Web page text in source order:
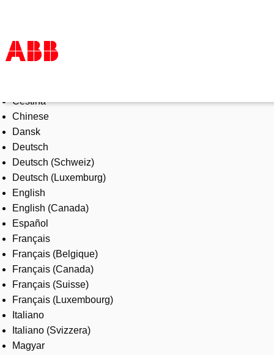
Products & Solutions
Industries
Services
About us
Where to buy
Contact us
Careers
Čeština
Chinese
Dansk
Deutsch
Deutsch (Schweiz)
Deutsch (Luxemburg)
English
English (Canada)
Español
Français
Français (Belgique)
Français (Canada)
Français (Suisse)
Français (Luxembourg)
Italiano
Italiano (Svizzera)
Magyar